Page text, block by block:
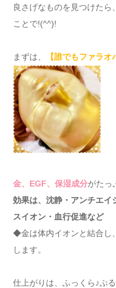
良さげなものを見つけたら
ことで!(^^)!
まずは、 【誰でもファラオ
金、EGF、保湿成分がたっ
効果は、沈静・アンチエイ
スイオン・血行促進など
◆金は体内イオンと結合し
します。
仕上がりは、ふっくら♪ぷ